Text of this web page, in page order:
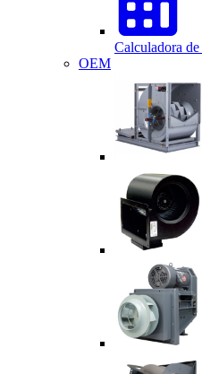
Calculadora
OEM